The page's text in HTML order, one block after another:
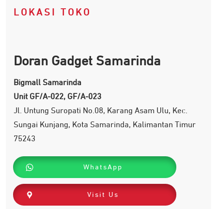
LOKASI TOKO
Doran Gadget Samarinda
Bigmall Samarinda
Unit GF/A-022, GF/A-023
Jl. Untung Suropati No.08, Karang Asam Ulu, Kec.
Sungai Kunjang, Kota Samarinda, Kalimantan Timur
75243
WhatsApp
Visit Us